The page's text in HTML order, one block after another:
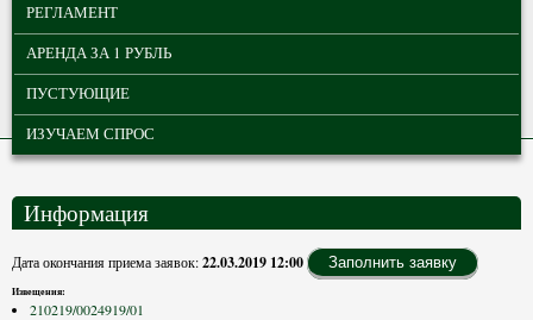
РЕГЛАМЕНТ
АРЕНДА ЗА 1 РУБЛЬ
ПУСТУЮЩИЕ
ИЗУЧАЕМ СПРОС
Информация
Дата окончания приема заявок:22.03.2019 12:00 Заполнить заявку
Извещения:
210219/0024919/01